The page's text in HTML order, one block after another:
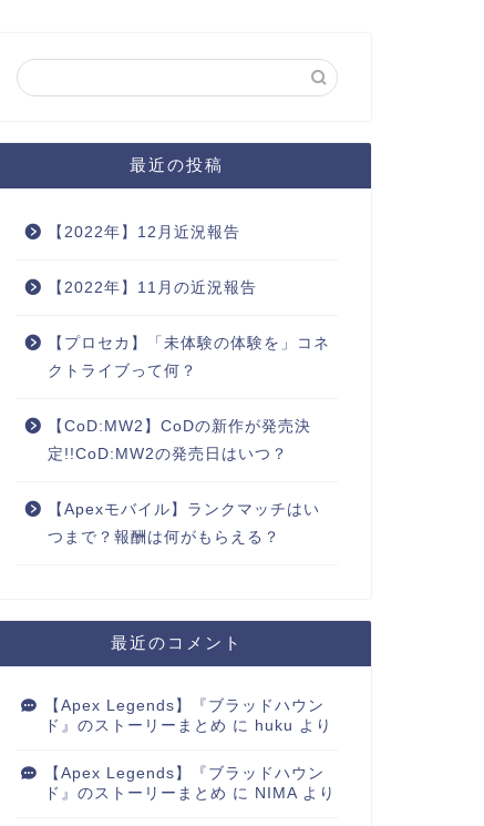
最近の投稿
【2022年】12月近況報告
【2022年】11月の近況報告
【プロセカ】「未体験の体験を」コネ
クトライブって何？
【CoD:MW2】CoDの新作が発売決
定!!CoD:MW2の発売日はいつ？
【Apexモバイル】ランクマッチはい
つまで？報酬は何がもらえる？
最近のコメント
【Apex Legends】『ブラッドハウン
ド』のストーリーまとめ に huku より
【Apex Legends】『ブラッドハウン
ド』のストーリーまとめ に NIMAより